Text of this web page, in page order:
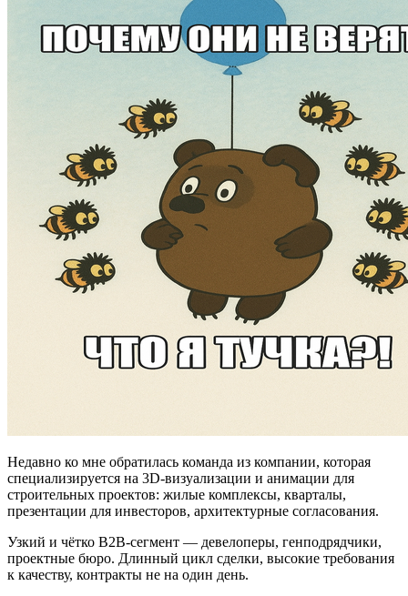
Недавно ко мне обратилась команда из компании, которая
специализируется на 3D-визуализации и анимации для
строительных проектов: жилые комплексы, кварталы,
презентации для инвесторов, архитектурные согласования.
Узкий и чётко B2B-сегмент — девелоперы, генподрядчики,
проектные бюро. Длинный цикл сделки, высокие требования
к качеству, контракты не на один день.